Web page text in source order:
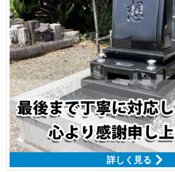
詳しく見る